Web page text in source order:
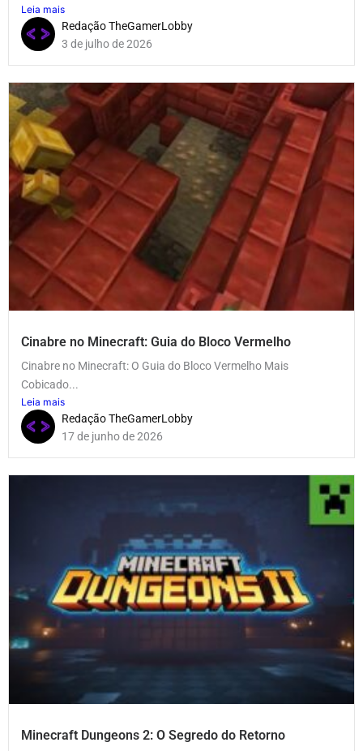
Leia mais
Redação TheGamerLobby
3 de julho de 2026
Cinabre no Minecraft: Guia do Bloco Vermelho
Cinabre no Minecraft: O Guia do Bloco Vermelho Mais
Cobicado...
Leia mais
Redação TheGamerLobby
17 de junho de 2026
Minecraft Dungeons 2: O Segredo do Retorno